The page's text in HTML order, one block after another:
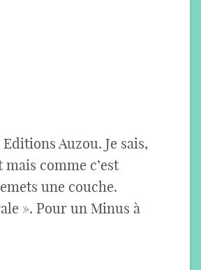
Auzou. Je sais,
comme c’est
une couche.
». Pour un Minus à